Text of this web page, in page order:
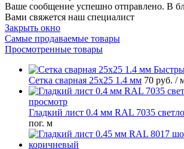
Ваше сообщение успешно отправлено. В
Вами свяжется наш специалист
Закрыть окно
Самые продаваемые товары
Просмотренные товары
Сетка сварная 25х25 1.4 мм 70 руб. /
просмотр
Гладкий лист 0.4 мм RAL 7035
пог. м